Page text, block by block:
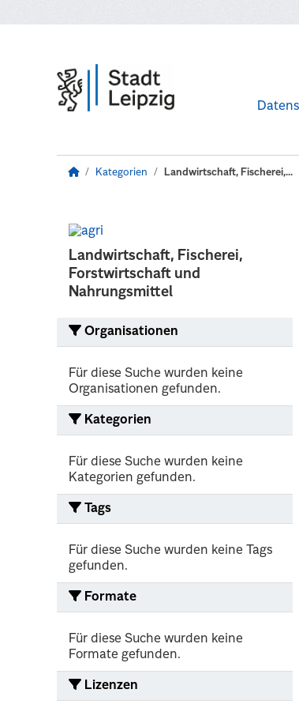
Kategorien Landwirtschaft, Fischerei,...
Landwirtschaft, Fischerei,
Forstwirtschaft und
Nahrungsmittel
Organisationen
Für diese Suche wurden keine
Organisationen gefunden.
Kategorien
Für diese Suche wurden keine
Kategorien gefunden.
Tags
Für diese Suche wurden keine Tags
gefunden.
Formate
Für diese Suche wurden keine
Formate gefunden.
Lizenzen